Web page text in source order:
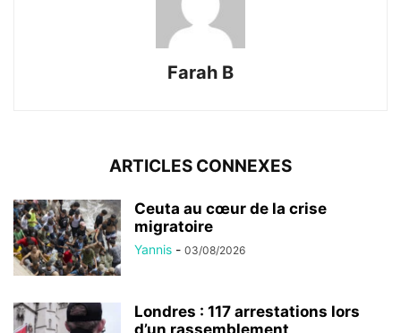
Farah B
ARTICLES CONNEXES
Ceuta au cœur de la crise
migratoire
Yannis - 03/08/2026
Londres : 117 arrestations lors
d’un rassemblement